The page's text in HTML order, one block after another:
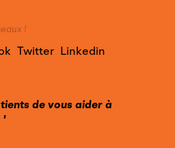
!
Twitter Linkedin
de vous aider à
!